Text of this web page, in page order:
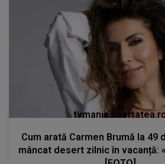
Cum arată Carmen Brumă la 49
mâncat desert zilnic în vacanță: